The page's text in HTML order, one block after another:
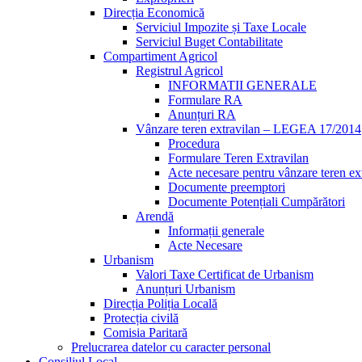
Direcția Economică
Serviciul Impozite și Taxe Locale
Serviciul Buget Contabilitate
Compartiment Agricol
Registrul Agricol
INFORMATII GENERALE
Formulare RA
Anunțuri RA
Vânzare teren extravilan – LEGEA 17/2014
Procedura
Formulare Teren Extravilan
Acte necesare pentru vânzare teren
Documente preemptori
Documente Potențiali Cumpărători
Arendă
Informații generale
Acte Necesare
Urbanism
Valori Taxe Certificat de Urbanism
Anunțuri Urbanism
Direcția Poliția Locală
Protecția civilă
Comisia Paritară
Prelucrarea datelor cu caracter personal